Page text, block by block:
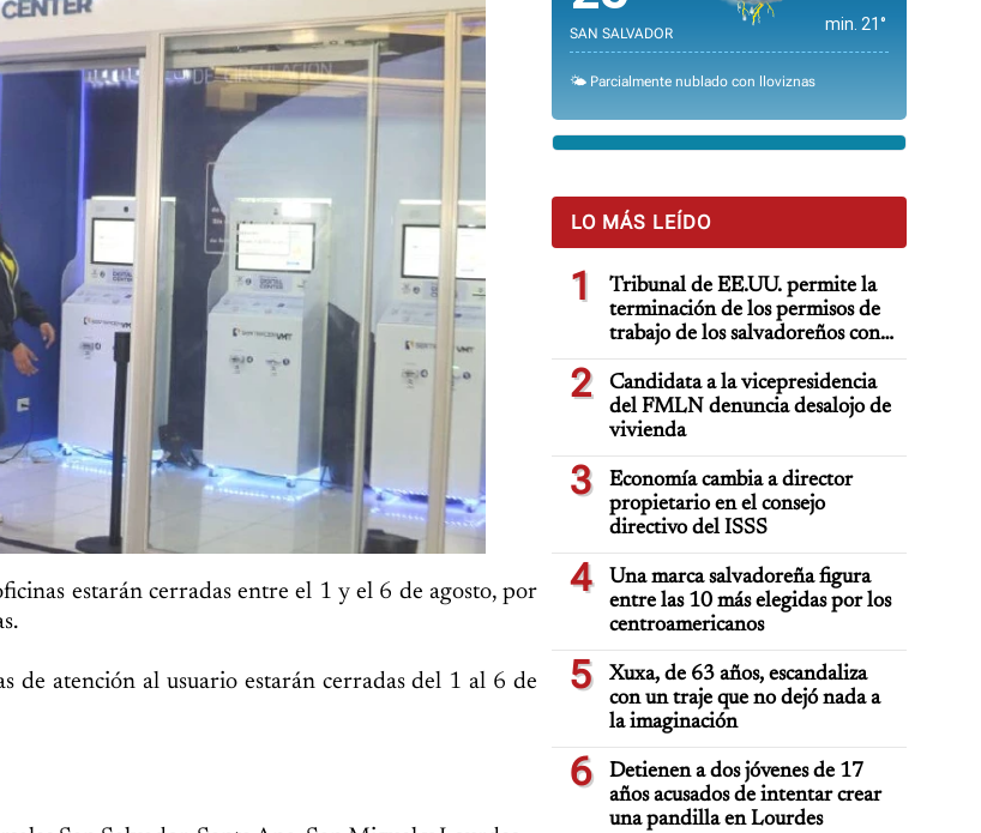
estarán cerradas entre el 1 y el 6 de agosto, por
de atención al usuario estarán cerradas del 1 al 6 de
SAN SALVADOR min. 21°
🌤️ Parcialmente nublado con lloviznas
LO MÁS LEÍDO
1
Tribunal de EE.UU. permite la
terminación de los permisos de
trabajo de los salvadoreños con
TPS
2
Candidata a la vicepresidencia
del FMLN denuncia desalojo de
vivienda
3
Economía cambia a director
propietario en el consejo
directivo del ISSS
4
Una marca salvadoreña figura
entre las 10 más elegidas por los
centroamericanos
5
Xuxa, de 63 años, escandaliza
con un traje que no dejó nada a
la imaginación
6
Detienen a dos jóvenes de 17
años acusados de intentar crear
una pandilla en Lourdes